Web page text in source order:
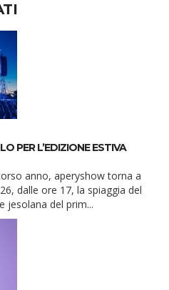
PER L’EDIZIONE ESTIVA
anno, aperyshow torna a
dalle ore 17, la spiaggia del
jesolana del prim...